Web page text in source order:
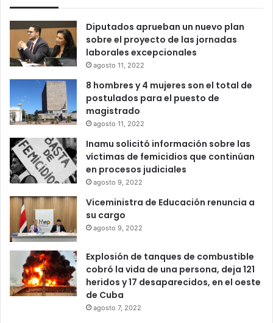
Diputados aprueban un nuevo plan
sobre el proyecto de las jornadas
laborales excepcionales
agosto 11, 2022
8 hombres y 4 mujeres son el total de
postulados para el puesto de
magistrado
agosto 11, 2022
Inamu solicitó información sobre las
víctimas de femicidios que continúan
en procesos judiciales
agosto 9, 2022
Viceministra de Educación renuncia a
su cargo
agosto 9, 2022
Explosión de tanques de combustible
cobró la vida de una persona, deja 121
heridos y 17 desaparecidos, en el oeste
de Cuba
agosto 7, 2022